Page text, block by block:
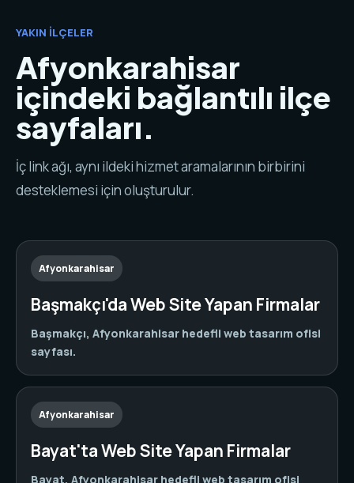
YAKIN İLÇELER
Afyonkarahisar
içindeki bağlantılı ilçe
sayfaları.
İç link ağı, aynı ildeki hizmet aramalarının birbirini
desteklemesi için oluşturulur.
Afyonkarahisar
Başmakçı'da Web Site Yapan Firmalar
Başmakçı, Afyonkarahisar hedefli web tasarım ofisi
sayfası.
Afyonkarahisar
Bayat'ta Web Site Yapan Firmalar
Bayat, Afyonkarahisar hedefli web tasarım ofisi